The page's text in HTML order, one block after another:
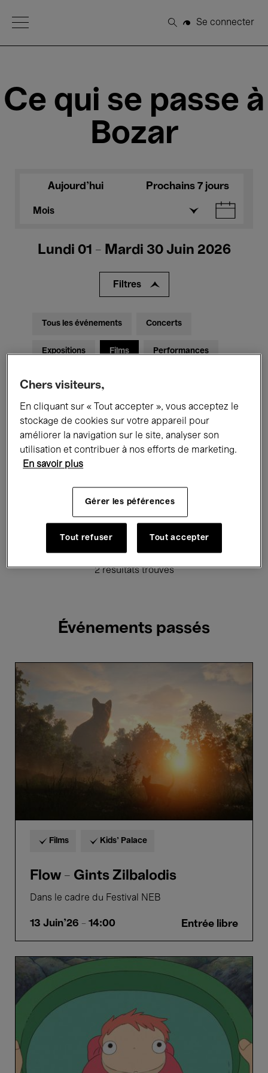
Open Menu
Rechercher
Se connecter
Ce qui se passe à
Bozar
Aujourd'hui Prochains 7 jours
Mois
Lundi 01 - Mardi 30 Juin 2026
Filtres
Tous les événements Concerts
Expositions Films Performances
Rencontres & Débats
Musique classique Global Music
Musique électronique
Hosted Events
2 résultats trouvés
Événements passés
Flow
-
Gints
Zilbalodis
Films Kids’ Palace
Flow - Gints Zilbalodis
Dans le cadre du Festival NEB
13 Juin'26 - 14:00 Entrée libre
Ponyo
Hayao
Miyazaki
Chers visiteurs,
En cliquant sur « Tout accepter », vous acceptez le
stockage de cookies sur votre appareil pour
améliorer la navigation sur le site, analyser son
utilisation et contribuer à nos efforts de marketing.
En savoir plus
Gérer les péférences
Tout refuser Tout accepter